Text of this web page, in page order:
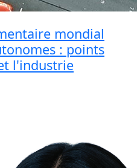
mondial
: points
l'industrie